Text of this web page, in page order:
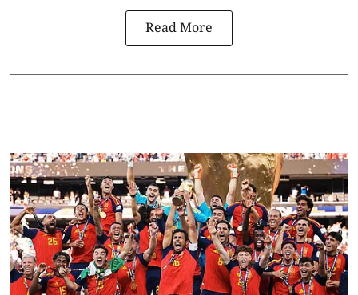
Read More